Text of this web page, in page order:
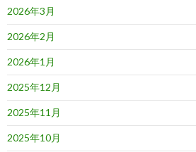
2026年3月
2026年2月
2026年1月
2025年12月
2025年11月
2025年10月